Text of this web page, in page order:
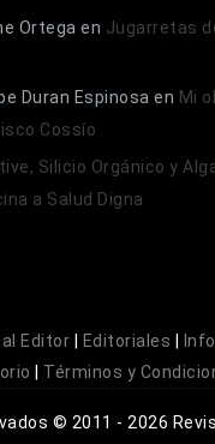
Ortega en Jugarretas
Duran Espinosa en Mi
Cossío
Silicio Orgánico y
a Salud Digna
Editor Editoriales
Términos y
© 2011 - 2026